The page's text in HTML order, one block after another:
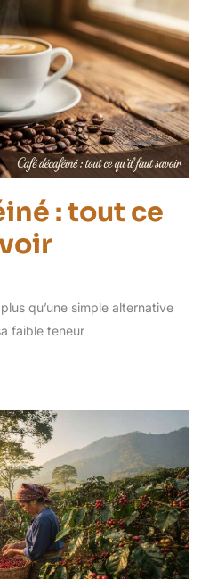
: tout ce
qu’une simple alternative
faible teneur